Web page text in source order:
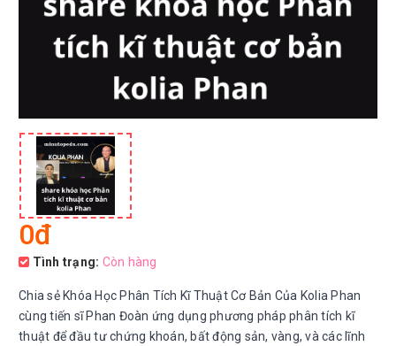
0đ
Tình trạng: Còn hàng
Chia sẻ Khóa Học Phân Tích Kĩ Thuật Cơ Bản Của Kolia Phan
cùng tiến sĩ Phan Đoàn ứng dụng phương pháp phân tích kĩ
thuật để đầu tư chứng khoán, bất động sản, vàng, và các lĩnh